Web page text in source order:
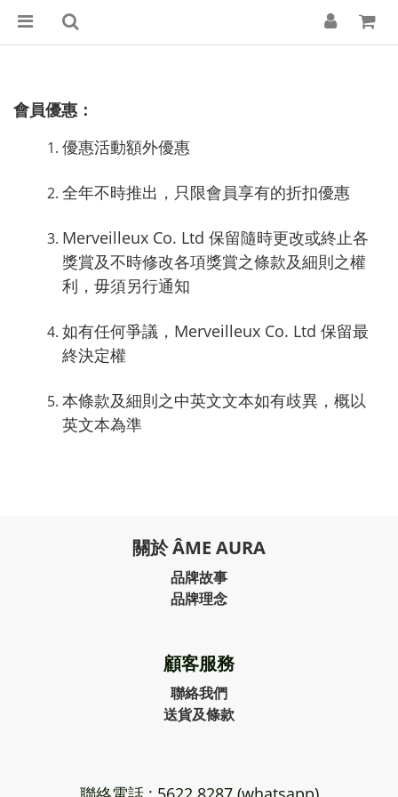
會員優惠：
優惠活動額外優惠
全年不時推出 ， 只限會員享有的折扣優惠
Merveilleux Co. Ltd 保留隨時更改或終止各
獎賞及不時修改各項獎賞之條款及細則之權
利，毋須另行通知
如有任何爭議，Merveilleux Co. Ltd 保留最
終決定權
本條款及細則之中英文文本如有歧異，概以
英文本為準
關於 ÂME AURA
品牌故事
品牌理念
顧客服務
聯絡我們
送貨及條款